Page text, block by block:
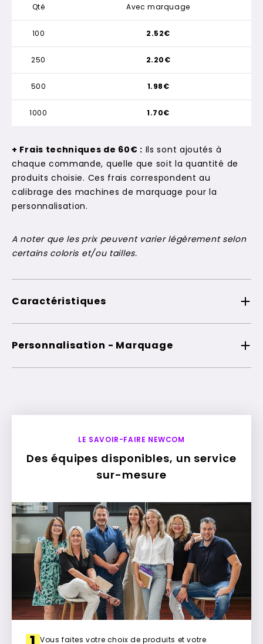
Qté Avec marquage
100
250
500
1000
2.52€
2.20€
1.98€
1.70€
+ Frais techniques de 60€ : Ils sont ajoutés à
chaque commande, quelle que soit la quantité de
produits choisie. Ces frais correspondent au
calibrage des machines de marquage pour la
personnalisation.
A noter que les prix peuvent varier légèrement selon
certains coloris et/ou tailles.
Caractéristiques
Personnalisation - Marquage
LE SAVOIR-FAIRE NEWCOM
Des équipes disponibles, un service
sur-mesure
Vous faites votre choix de produits et votre